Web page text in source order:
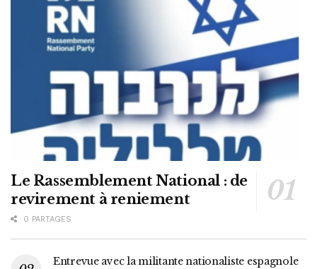
Le Rassemblement National : de
revirement à reniement
0 PARTAGES
Entrevue avec la militante nationaliste espagnole